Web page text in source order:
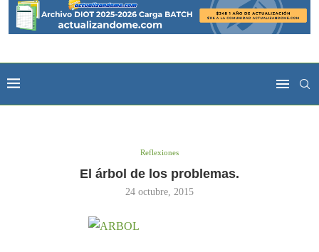
Reflexiones
El árbol de los problemas.
24 octubre, 2015